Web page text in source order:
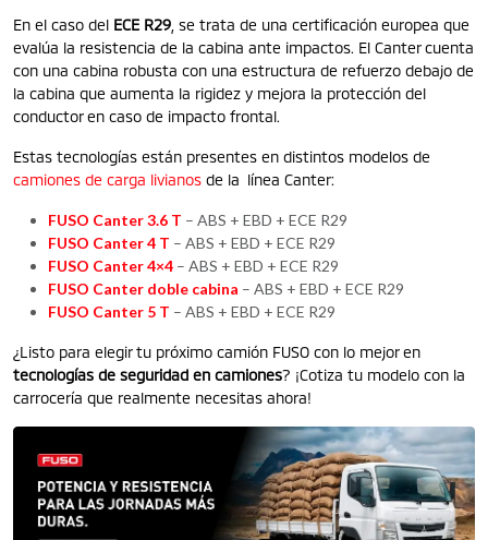
En el caso del ECE R29 , se trata de una certificación europea que
evalúa la resistencia de la cabina ante impactos. El Canter cuenta
con una cabina robusta con una estructura de refuerzo debajo de
la cabina que aumenta la rigidez y mejora la protección del
conductor en caso de impacto frontal.
Estas tecnologías están presentes en distintos modelos de
camiones de carga livianos de la línea Canter:
FUSO Canter 3.6 T – ABS + EBD + ECE R29
FUSO Canter 4 T – ABS + EBD + ECE R29
FUSO Canter 4×4 – ABS + EBD + ECE R29
FUSO Canter doble cabina – ABS + EBD + ECE R29
FUSO Canter 5 T – ABS + EBD + ECE R29
¿Listo para elegir tu próximo camión FUSO con lo mejor en
tecnologías de seguridad en camiones? ¡Cotiza tu modelo con la
carrocería que realmente necesitas ahora!